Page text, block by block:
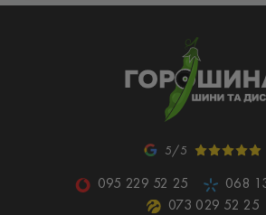
5/5
095 229 52 25
068
073 029 52 25